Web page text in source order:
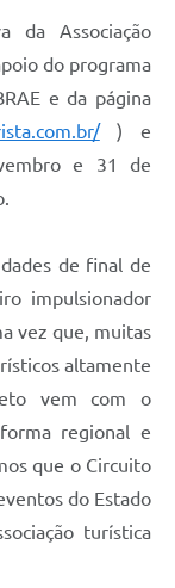
da Associação
do programa
e da página
) e
e 31 de
de final de
impulsionador
vez que, muitas
altamente
vem com o
regional e
que o Circuito
do Estado
turística